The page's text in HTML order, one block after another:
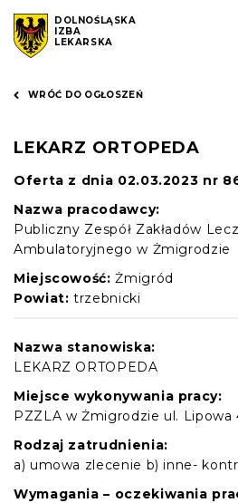
DOLNOŚLĄSKA
IZBA
LEKARSKA
WRÓĆ DO OGŁOSZEŃ
LEKARZ ORTOPEDA
Oferta z dnia 02.03.2023 nr
Nazwa pracodawcy:
Publiczny Zespół Zakładów
Ambulatoryjnego w Żmigrodzie
Miejscowość: Żmigród
Powiat: trzebnicki
Nazwa stanowiska:
LEKARZ ORTOPEDA
Miejsce wykonywania pracy:
PZZLA w Żmigrodzie ul. Lipowa
Rodzaj zatrudnienia:
a) umowa zlecenie b) inne-
Wymagania – oczekiwania